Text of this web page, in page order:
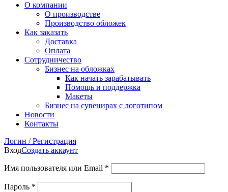
О компании
О производстве
Производство обложек
Как заказать
Доставка
Оплата
Сотрудничество
Бизнес на обложках
Как начать зарабатывать
Помощь и поддержка
Макеты
Бизнес на сувенирах с логотипом
Новости
Контакты
Логин / Регистрация
ВходСоздать аккаунт
Имя пользователя или Email *
Пароль *